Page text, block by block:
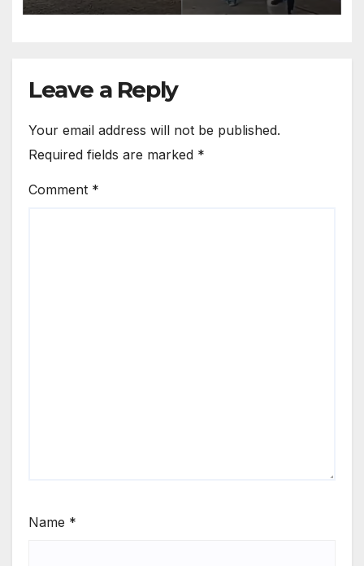
Leave a Reply
Your email address will not be published.
Required fields are marked *
Comment *
Name *